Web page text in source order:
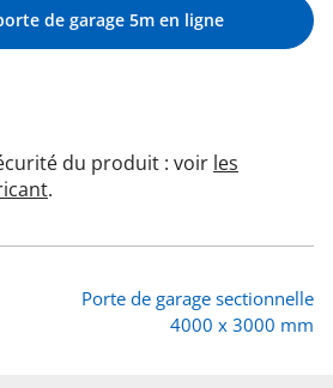
de garage 5m en ligne
du produit : voir les
.
Porte de garage sectionnelle
4000 x 3000 mm